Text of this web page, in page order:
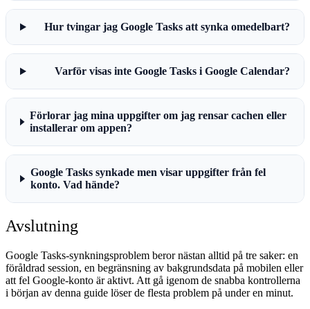
Hur tvingar jag Google Tasks att synka omedelbart?
Varför visas inte Google Tasks i Google Calendar?
Förlorar jag mina uppgifter om jag rensar cachen eller
installerar om appen?
Google Tasks synkade men visar uppgifter från fel
konto. Vad hände?
Avslutning
Google Tasks-synkningsproblem beror nästan alltid på tre saker: en
föråldrad session, en begränsning av bakgrundsdata på mobilen eller
att fel Google-konto är aktivt. Att gå igenom de snabba kontrollerna
i början av denna guide löser de flesta problem på under en minut.